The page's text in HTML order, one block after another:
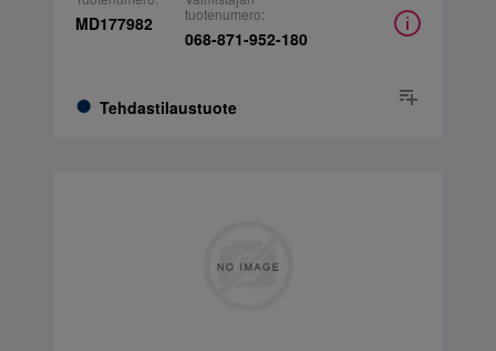
MD177982
Tehdastilaustuote
tuotenumero:
068-871-952-180